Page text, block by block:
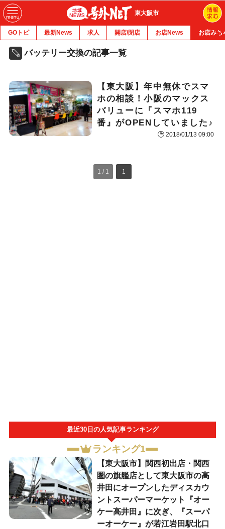
東大阪市
GOトピ 最新News 求人 開店/閉店 お店News お店みち
バッテリー交換の記事一覧
【東大阪】年中無休でスマ
ホの相談！小阪のマックス
バリューに『スマホ119
番』がOPENしていました♪
2018/01/13 09:00
1 / 1 1
最近30日の人気記事ランキング
ランキング1
【東大阪市】関西初出店・関西
圏の旗艦店として東大阪市の高
井田にオープンしたディスカウ
ントスーパーマーケット『オー
ケー高井田』に次ぎ、『スーパ
ーオーケー』が若江岩田駅北口